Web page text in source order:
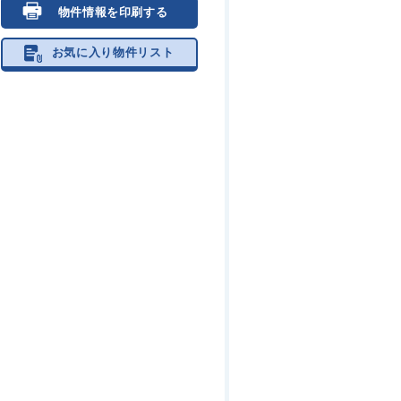
物件情報を印刷する
お気に入り物件リスト